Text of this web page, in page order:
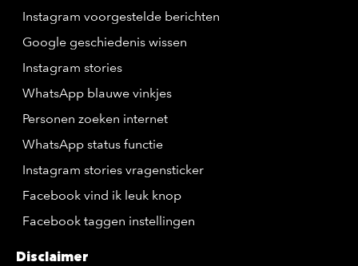
Instagram voorgestelde berichten
Google geschiedenis wissen
Instagram stories
WhatsApp blauwe vinkjes
Personen zoeken internet
WhatsApp status functie
Instagram stories vragensticker
Facebook vind ik leuk knop
Facebook taggen instellingen
Disclaimer